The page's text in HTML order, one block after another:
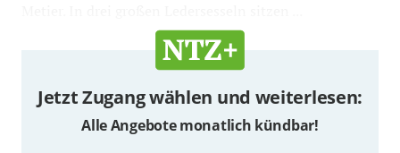
Jetzt Zugang wählen und weiterlesen:
Alle Angebote monatlich kündbar!